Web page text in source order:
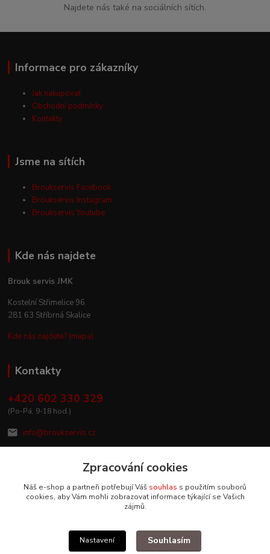
Najdete nás také na sociálních sítích.
Informace pro zákazníky
Jak nakupovat
Obchodní podmínky
Kontakty
Jsme na sítích
Broukservis Facebook
Broukservis Instagram
Broukservis Youtube
Kde nás najdete
Brouk servis JMK
Kostelní Střimelice 96
281 63 Stříbrná Skalice
Kde nás najdete? (mapa)
Kontakty
+420 602 330 329
(Po-Pá, 9-18 hod.)
info@broukservis.cz
Upravit sběr cookies.
Zpracování cookies
Náš e-shop a partneři potřebují Váš souhlas s použitím souborů
cookies, aby Vám mohli zobrazovat informace týkající se Vašich
zájmů.
Nastavení Souhlasím